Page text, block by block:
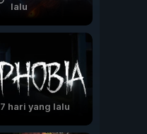
lalu
7 hari yang lalu